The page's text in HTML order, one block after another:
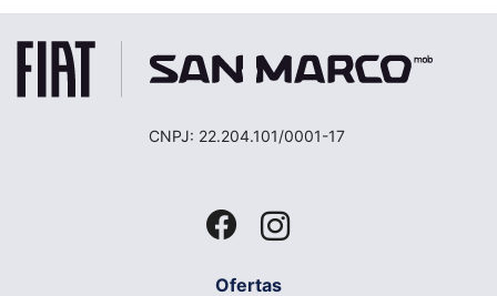
CNPJ: 22.204.101/0001-17
Ofertas